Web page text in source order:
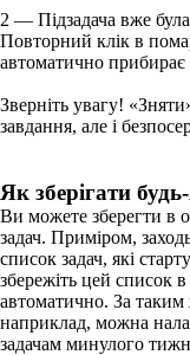
2 — Підзадача вже була
Повторний клік в
автоматично прибирає
Зверніть увагу!
завдання, але і
Як зберігати
Ви можете зберегти в
задач. Приміром,
список задач, які
збережіть цей список
автоматично. За
наприклад, можна
задачам минулого